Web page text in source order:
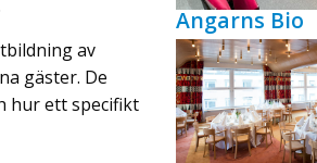
av
gäster. De
hur ett specifikt
Angarns Bio